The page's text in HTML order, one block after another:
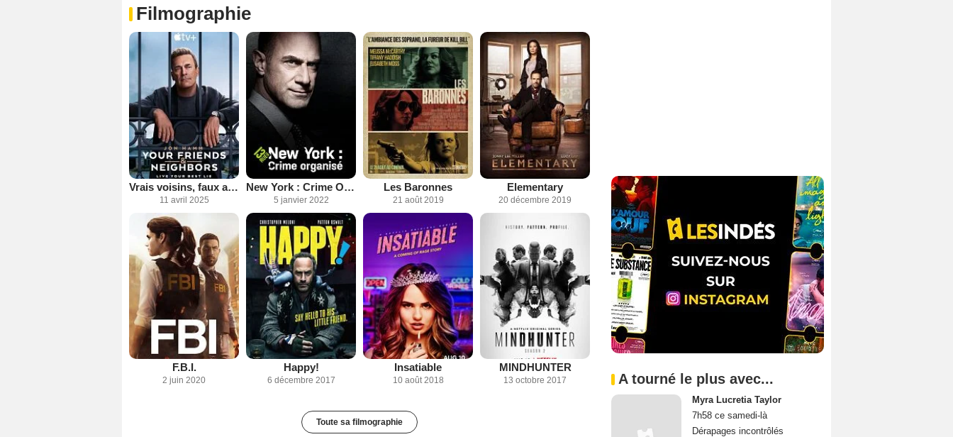
Filmographie
Vrais voisins, faux amis
11 avril 2025
New York : Crime Organisé
5 janvier 2022
Les Baronnes
21 août 2019
Elementary
20 décembre 2019
F.B.I.
2 juin 2020
Happy!
6 décembre 2017
Insatiable
10 août 2018
MINDHUNTER
13 octobre 2017
Toute sa filmographie
A tourné le plus avec...
Myra Lucretia Taylor
7h58 ce samedi-là
Dérapages incontrôlés